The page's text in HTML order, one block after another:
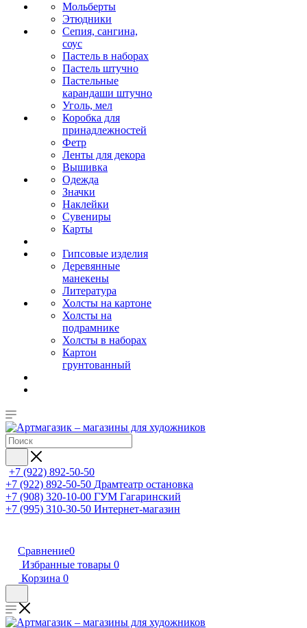
Мольберты
Этюдники
Сепия, сангина,
соус
Пастель в наборах
Пастель штучно
Пастельные
карандаши штучно
Уголь, мел
Коробка для
принадлежностей
Фетр
Ленты для декора
Вышивка
Одежда
Значки
Наклейки
Сувениры
Карты
Гипсовые изделия
Деревянные
манекены
Литература
Холсты на картоне
Холсты на
подрамнике
Холсты в наборах
Картон
грунтованный
+7 (922) 892-50-50
+7 (922) 892-50-50 Драмтеатр остановка
+7 (908) 320-10-00 ГУМ Гагаринский
+7 (995) 310-30-50 Интернет-магазин
Сравнение0
Избранные товары 0
Корзина 0